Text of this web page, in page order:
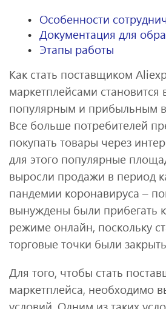
Особенности
Документация для
Этапы работы
Как стать поставщиком
маркетплейсами становится
популярным и прибыльным
Все больше потребителей
покупать товары через
для этого популярные
выросли продажи в период
пандемии коронавируса –
вынуждены были прибегать
режиме онлайн, поскольку
торговые точки были
Для того, чтобы стать
маркетплейса, необходимо